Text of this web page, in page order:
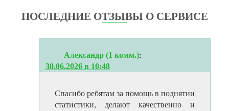
ПОСЛЕДНИЕ ОТЗЫВЫ О СЕРВИСЕ
Александр (1 комм.):
30.06.2026 в 10:48
Спасибо ребятам за помощь в поднятии
статистики, делают качественно и